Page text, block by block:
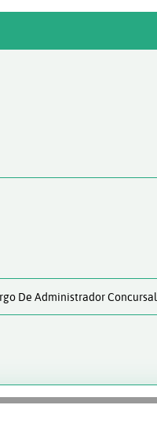
De Administrador Concursal